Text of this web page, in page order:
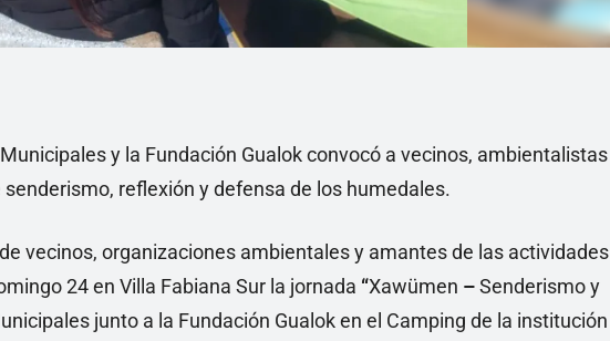
y la Fundación Gualok convocó a vecinos, ambientalistas
reflexión y defensa de los humedales.
vecinos, organizaciones ambientales y amantes de las actividades
24 en Villa Fabiana Sur la jornada “Xawümen –Senderismo y
junto a la Fundación Gualok en el Camping de la institución